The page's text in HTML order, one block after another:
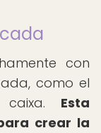
con
como el
Esta
crear la